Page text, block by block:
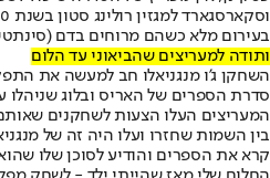
בעירום מלא כשהם מרוחים בדם
ותודה למעריצים שהביאוני עד הלום
השחקן ג'ו מנגניאלו חב למעשה את
סדרת הספרים של האריס ובלוג שניהלו
המעריצים העלו הצעות לשחקנים
בין השמות שחזרו ועלו היה זה של
קרא את הספרים והודיע לסוכן שלו